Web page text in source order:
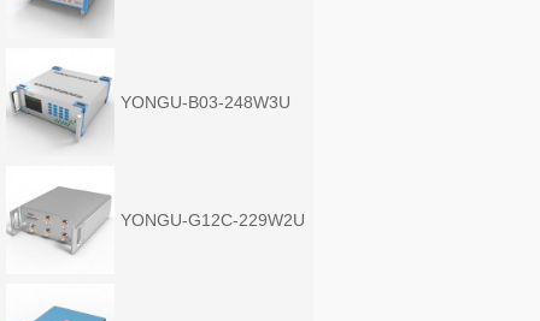
YONGU-B03-248W3U
YONGU-G12C-229W2U